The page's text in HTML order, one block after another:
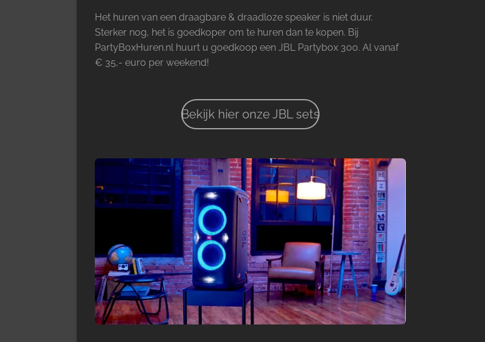
Het huren van een draagbare & draadloze speaker is niet duur.
Sterker nog, het is goedkoper om te huren dan te kopen. Bij
PartyBoxHuren.nl huurt u goedkoop een JBL Partybox 300. Al vanaf
€ 35,- euro per weekend!
Bekijk hier onze JBL sets